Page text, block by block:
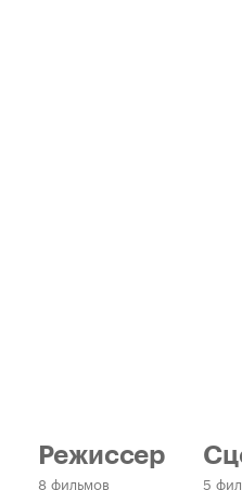
Режиссер
8 фильмов 5